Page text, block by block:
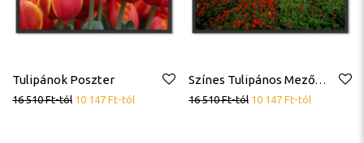
Tulipánok Poszter
16 510Ft-tól 10 147 Ft-tól
Színes Tulipános Mező Tájkép Poszter
16 510Ft-tól 10 147 Ft-tól